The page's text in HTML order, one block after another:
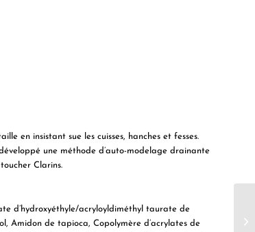
en insistant sue les cuisses, hanches et fesses.
une méthode d’auto-modelage drainante
Clarins.
d’hydroxyéthyle/acryloyldiméthyl taurate de
Amidon de tapioca, Copolymère d’acrylates de